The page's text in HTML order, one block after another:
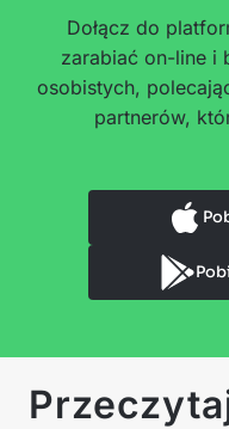
Dołącz do
zarabiać on-line i
osobistych,
partnerów,